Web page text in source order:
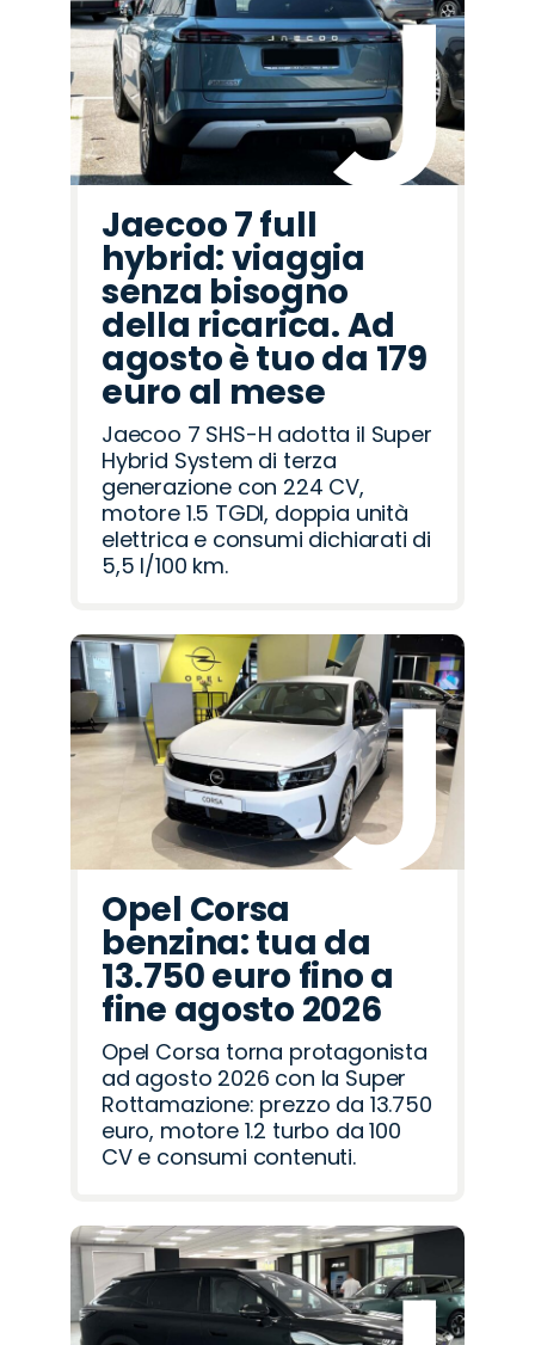
Fiat
Land
Rover
Alfa
Romeo
Lancia
Peugeot
Citroën
Jaecoo
Hyundai
Abarth
Opel
Seat
Mazda
Omoda
Cupra
Jeep
Jaecoo 7 full
hybrid: viaggia
senza bisogno
della ricarica. Ad
agosto è tuo da 179
euro al mese
Jaecoo 7 SHS-H adotta il Super
Hybrid System di terza
generazione con 224 CV,
motore 1.5 TGDI, doppia unità
elettrica e consumi dichiarati di
5,5 l/100 km.
Opel Corsa
benzina: tua da
13.750 euro fino a
fine agosto 2026
Opel Corsa torna protagonista
ad agosto 2026 con la Super
Rottamazione: prezzo da 13.750
euro, motore 1.2 turbo da 100
CV e consumi contenuti.